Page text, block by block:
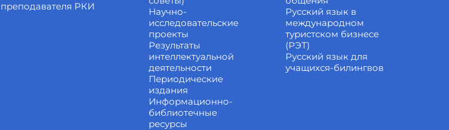
преподавателя РКИ
Научно-
исследовательские
проекты
Результаты
интеллектуальной
деятельности
Периодические
издания
Информационно-
библиотечные
ресурсы
Русский язык в
международном
туристском бизнесе
(РЭТ)
Русский язык для
учащихся-билингвов